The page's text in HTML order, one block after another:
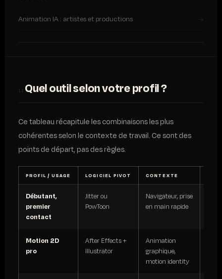
Animation IA : artistes et productions →
11 Quel outil selon votre profil ?
Ce tableau récapitule les combinaisons les plus
cohérentes selon le contexte de travail. Ce sont des
points de départ, pas des règles.
PROFIL / USAGE LOGICIEL PIVOT CONTEXTE
Débutant,
premier
contact
Jitter ou
PowToon
Navigateur, prise
en main rapide
Motion 2D
pro
After Effects +
Illustrator
Animation
graphique,
motion identity